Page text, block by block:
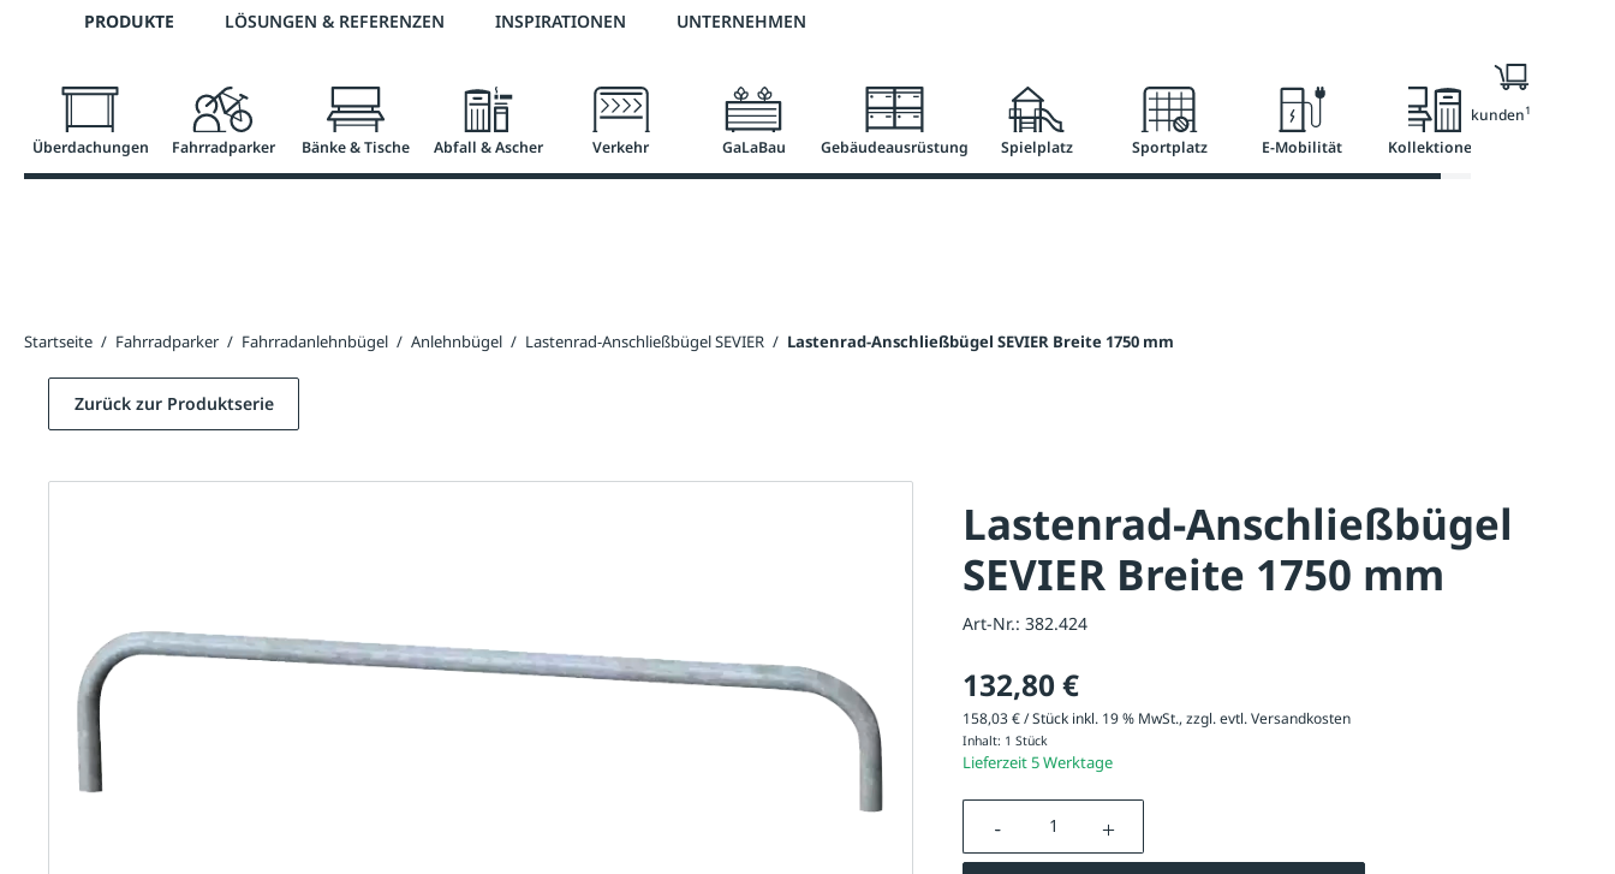
Zur Hauptnavigation springen
Telefon: 0800 / 100 49 02 2 % Vorkassen-Skonto versandkostenfrei ab 50 €
PRODUKTE LÖSUNGEN & REFERENZEN INSPIRATIONEN UNTERNEHMEN
Überdachungen Fahrradparker Bänke & Tische Abfall & Ascher Verkehr GaLaBau Gebäudeausrüstung Spielplatz Sportplatz E-Mobilität Kollektionen
Nur für Geschäftskunden1
Startseite / Fahrradparker / Fahrradanlehnbügel / Anlehnbügel / Lastenrad-Anschließbügel SEVIER / Lastenrad-Anschließbügel SEVIER Breite 1750 mm
Lastenrad-Anschließbügel
SEVIER Breite 1750 mm
Art-Nr.: 382.424
132,80 €
158,03 € / Stück inkl. 19 % MwSt., zzgl. evtl.Versandkosten
Inhalt: 1 Stück
Lieferzeit 5 Werktage
Produkt Anzahl: Gib den gewünschten Wert ein oder
Zurück zur Produktserie